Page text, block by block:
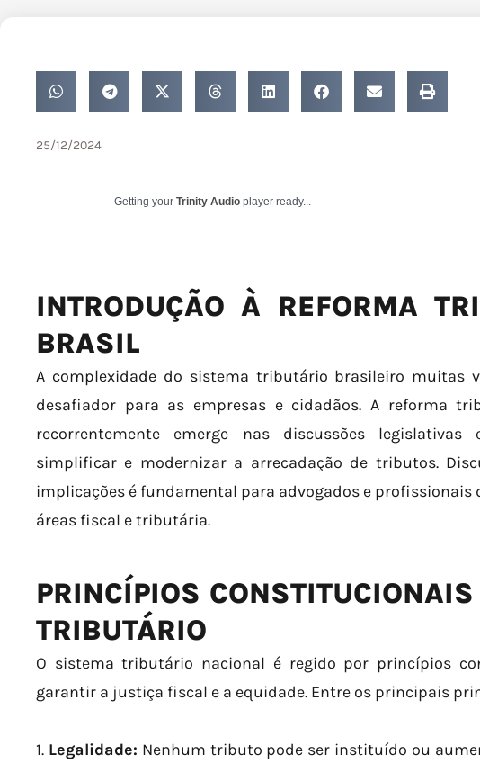
25/12/2024
Getting your Trinity Audio player ready...
INTRODUÇÃO À REFORMA
BRASIL
A complexidade do sistema tributário brasileiro muitas
desafiador para as empresas e cidadãos. A reforma
recorrentemente emerge nas discussões legislativas
simplificar e modernizar a arrecadação de tributos.
implicações é fundamental para advogados e profissionais
áreas fiscal e tributária.
PRINCÍPIOS
TRIBUTÁRIO
O sistema tributário nacional é regido por princípios
garantir a justiça fiscal e a equidade. Entre os principais
1. Legalidade: Nenhum tributo pode ser instituído ou